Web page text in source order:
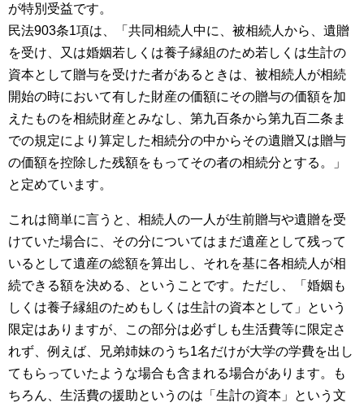
が特別受益です。
民法903条1項は、「共同相続人中に、被相続人から、遺贈
を受け、又は婚姻若しくは養子縁組のため若しくは生計の
資本として贈与を受けた者があるときは、被相続人が相続
開始の時において有した財産の価額にその贈与の価額を加
えたものを相続財産とみなし、第九百条から第九百二条ま
での規定により算定した相続分の中からその遺贈又は贈与
の価額を控除した残額をもってその者の相続分とする。」
と定めています。
これは簡単に言うと、相続人の一人が生前贈与や遺贈を受
けていた場合に、その分についてはまだ遺産として残って
いるとして遺産の総額を算出し、それを基に各相続人が相
続できる額を決める、ということです。ただし、「婚姻も
しくは養子縁組のためもしくは生計の資本として」という
限定はありますが、この部分は必ずしも生活費等に限定さ
れず、例えば、兄弟姉妹のうち1名だけが大学の学費を出し
てもらっていたような場合も含まれる場合があります。も
ちろん、生活費の援助というのは「生計の資本」という文